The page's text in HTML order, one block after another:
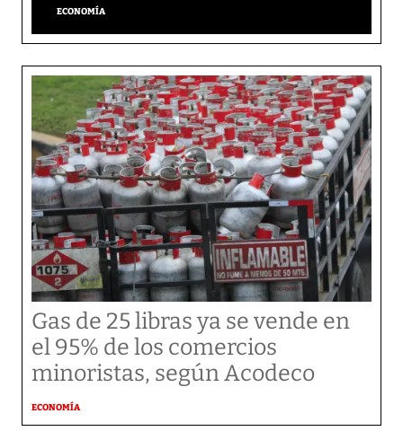
ECONOMÍA
Gas de 25 libras ya se vende en
el 95% de los comercios
minoristas, según Acodeco
ECONOMÍA